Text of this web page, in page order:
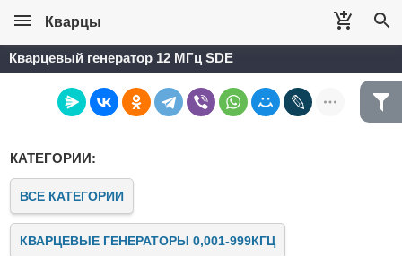
Кварцы
Кварцевый генератор 12 МГц SDE
КАТЕГОРИИ:
ВСЕ КАТЕГОРИИ
КВАРЦЕВЫЕ ГЕНЕРАТОРЫ 0,001-999КГЦ